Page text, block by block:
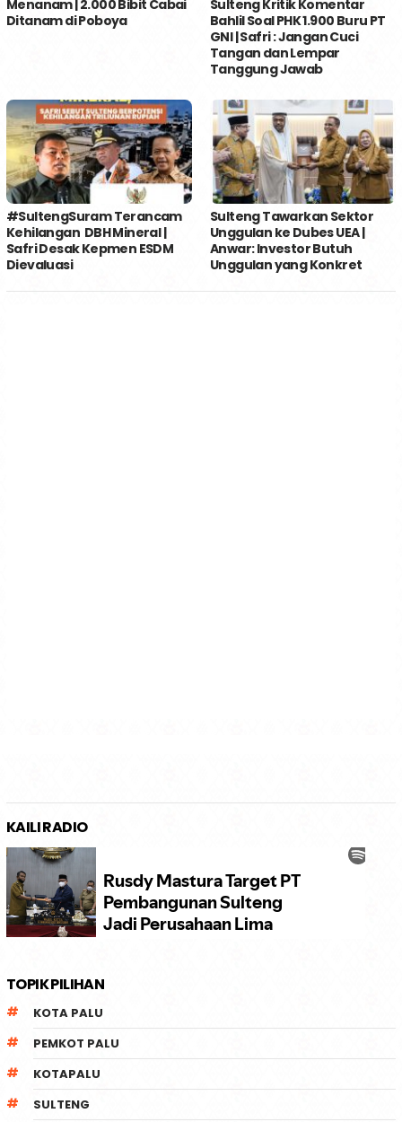
Menanam | 2.000 Bibit Cabai
Ditanam di Poboya
Sulteng Kritik Komentar
Bahlil Soal PHK 1.900 Buru PT
GNI | Safri : Jangan Cuci
Tangan dan Lempar
Tanggung Jawab
#SultengSuram Terancam
Kehilangan DBH Mineral |
Safri Desak Kepmen ESDM
Dievaluasi
Sulteng Tawarkan Sektor
Unggulan ke Dubes UEA |
Anwar: Investor Butuh
Unggulan yang Konkret
KAILI RADIO
TOPIK PILIHAN
KOTA PALU
PEMKOT PALU
KOTAPALU
SULTENG